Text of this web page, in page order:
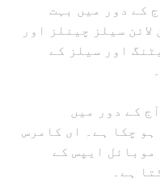
کے دور میں بہت
سیلز چینلز اور
اور سیلز کے
کے دور میں
چکا ہے۔ ای کامرس
ایپس کے
ہے۔